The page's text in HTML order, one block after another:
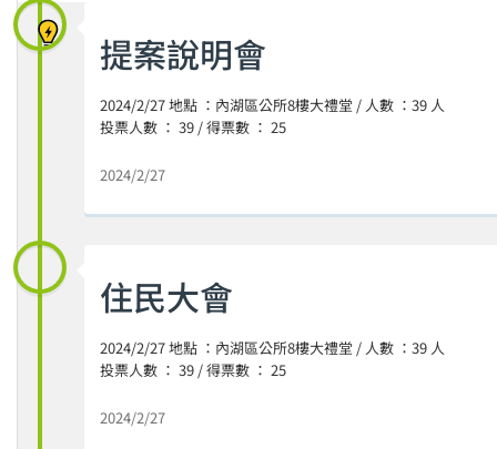
提案說明會
2024/2/27 地點 ：內湖區公所8樓大禮堂 / 人數 ：39 人
投票人數 ： 39 / 得票數 ： 25
2024/2/27
住民大會
2024/2/27 地點 ：內湖區公所8樓大禮堂 / 人數 ：39 人
投票人數 ： 39 / 得票數 ： 25
2024/2/27